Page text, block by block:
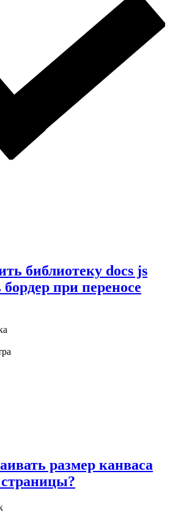
библиотеку docs js
бордер при переносе
размер канваса